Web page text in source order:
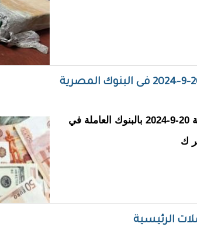
استقرت أسعار العملات اليوم الجمعة 20-9-2024 بالبنوك العاملة في
ك
الرئيسية